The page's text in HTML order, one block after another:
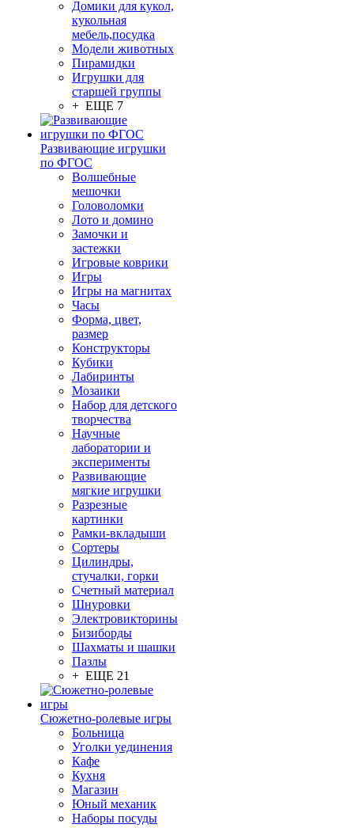
Домики для кукол,
кукольная
мебель,посудка
Модели животных
Пирамидки
Игрушки для
старшей группы
+ ЕЩЕ 7
Развивающие игрушки
по ФГОС
Волшебные
мешочки
Головоломки
Лото и домино
Замочки и
застежки
Игровые коврики
Игры
Игры на магнитах
Часы
Форма, цвет,
размер
Конструкторы
Кубики
Лабиринты
Мозаики
Набор для детского
творчества
Научные
лаборатории и
эксперименты
Развивающие
мягкие игрушки
Разрезные
картинки
Рамки-вкладыши
Сортеры
Цилиндры,
стучалки, горки
Счетный материал
Шнуровки
Электровикторины
Бизиборды
Шахматы и шашки
Пазлы
+ ЕЩЕ 21
Сюжетно-ролевые игры
Больница
Уголки уединения
Кафе
Кухня
Магазин
Юный механик
Наборы посуды